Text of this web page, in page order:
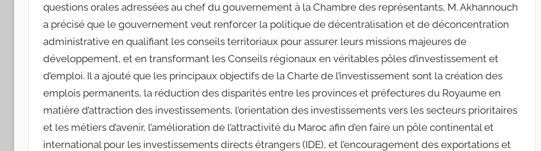
questions orales adressées au chef du gouvernement à la Chambre des représentants, M. Akhannouch
a précisé que le gouvernement veut renforcer la politique de décentralisation et de déconcentration
administrative en qualifiant les conseils territoriaux pour assurer leurs missions majeures de
développement, et en transformant les Conseils régionaux en véritables pôles d’investissement et
d’emploi. Il a ajouté que les principaux objectifs de la Charte de l’investissement sont la création des
emplois permanents, la réduction des disparités entre les provinces et préfectures du Royaume en
matière d’attraction des investissements, l’orientation des investissements vers les secteurs prioritaires
et les métiers d’avenir, l’amélioration de l’attractivité du Maroc afin d’en faire un pôle continental et
international pour les investissements directs étrangers (IDE), et l’encouragement des exportations et